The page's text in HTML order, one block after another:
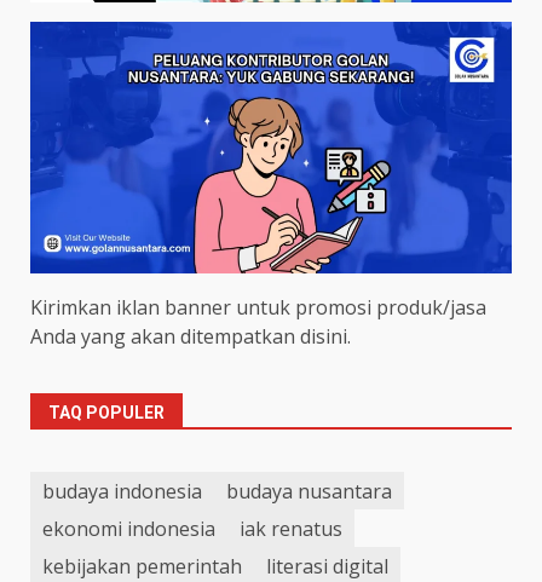
Kirimkan iklan banner untuk promosi produk/jasa
Anda yang akan ditempatkan disini.
TAQ POPULER
budaya indonesia
budaya nusantara
ekonomi indonesia
iak renatus
kebijakan pemerintah
literasi digital